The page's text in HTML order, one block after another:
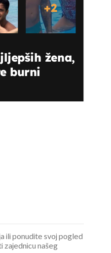
+2
žena,
burni
ili ponudite svoj pogled
zajednicu našeg